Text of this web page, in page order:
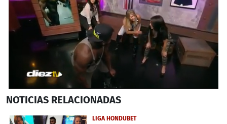
seconds
2
NOTICIAS RELACIONADAS
LIGA HONDUBET